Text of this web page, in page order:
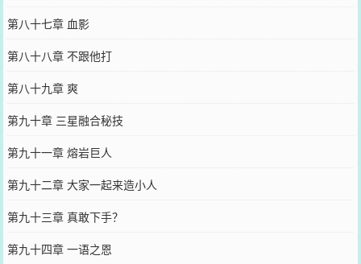
第八十七章 血影
第八十八章 不跟他打
第八十九章 爽
第九十章 三星融合秘技
第九十一章 熔岩巨人
第九十二章 大家一起来造小人
第九十三章 真敢下手？
第九十四章 一语之恩